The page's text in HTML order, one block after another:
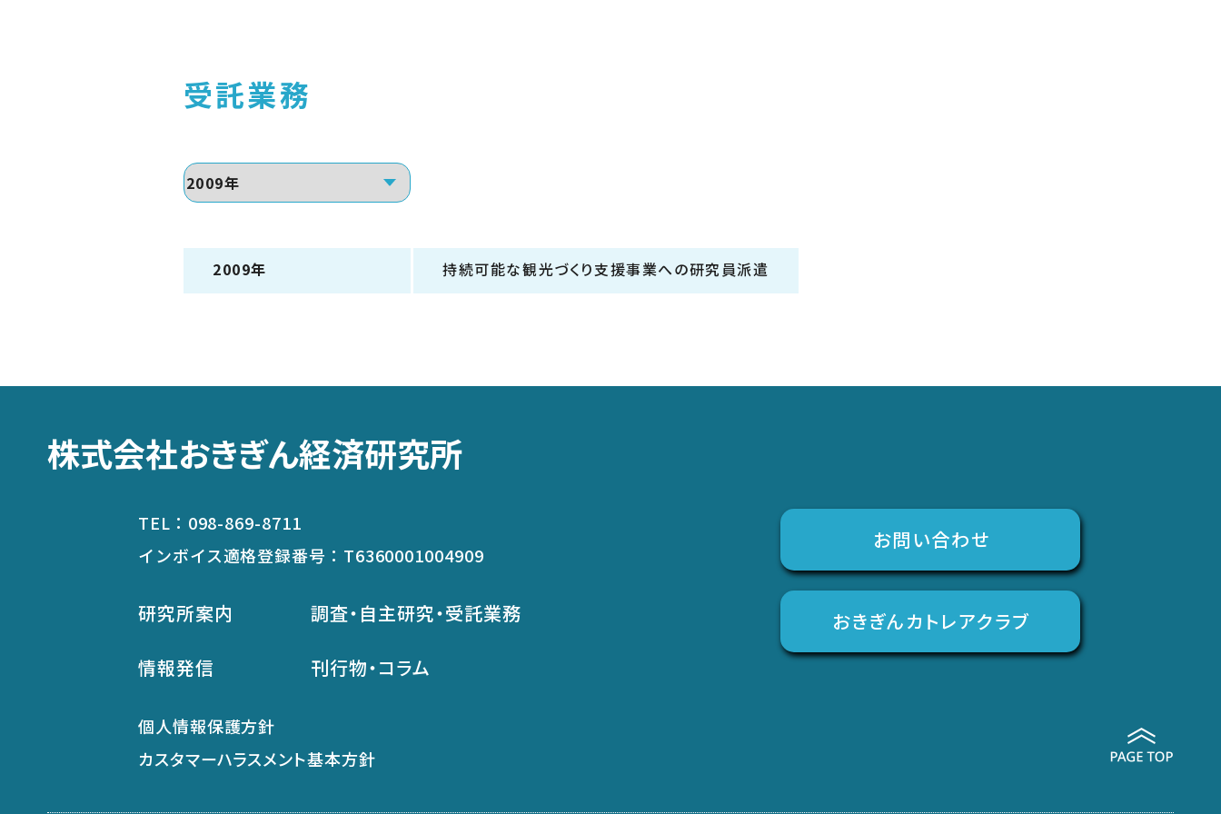
受託業務
2009年 持続可能な観光づくり支援事業への研究員派遣
株式会社おきぎん経済研究所
TEL： 098-869-8711
インボイス適格登録番号： T6360001004909
研究所案内
情報発信
調査・自主研究・受託業務
刊行物・コラム
個人情報保護方針
カスタマーハラスメント基本方針
お問い合わせ
おきぎんカトレアクラブ